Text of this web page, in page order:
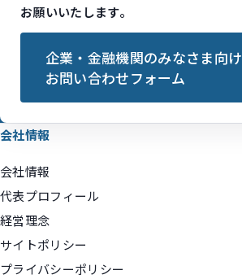
お願いいたします。
企業・金融機関のみなさま向け
お問い合わせフォーム
会社情報
会社情報
代表プロフィール
経営理念
サイトポリシー
プライバシーポリシー